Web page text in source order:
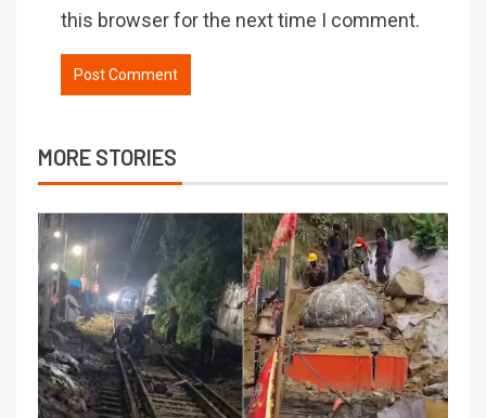
this browser for the next time I comment.
MORE STORIES